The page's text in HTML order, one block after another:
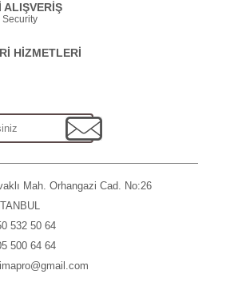
ALIŞVERİŞ
Security
HİZMETLERİ
Mah. Orhangazi Cad. No:26
532 50 64
500 64 64